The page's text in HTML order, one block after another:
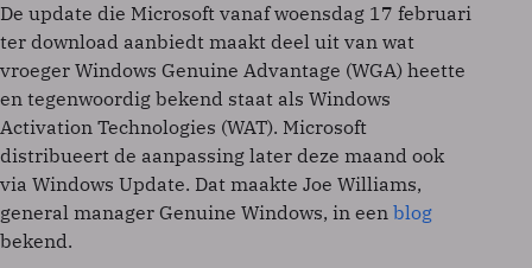
De update die Microsoft vanaf woensdag 17 februari
ter download aanbiedt maakt deel uit van wat
vroeger Windows Genuine Advantage (WGA) heette
en tegenwoordig bekend staat als Windows
Activation Technologies (WAT). Microsoft
distribueert de aanpassing later deze maand ook
via Windows Update. Dat maakte Joe Williams,
general manager Genuine Windows, in een blog
bekend.